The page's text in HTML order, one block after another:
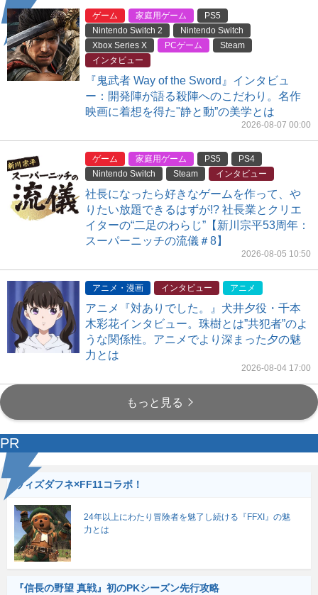
ゲーム 家庭用ゲーム
PS5
Nintendo Switch 2
Nintendo Switch
Xbox Series X
PCゲーム
Steam
インタビュー
『鬼武者 Way of the Sword』インタビュ
ー：開発陣が語る殺陣へのこだわり。名作
映画に着想を得た"静と動”の美学とは
2026-08-07 00:00
ゲーム 家庭用ゲーム PS5
PS4
Nintendo Switch
Steam インタビュー
社長になったら好きなゲームを作って、や
りたい放題できるはずが!? 社長業とクリエ
イターの“二足のわらじ”【新川宗平53周年：
スーパーニッチの流儀＃8】
2026-08-05 10:50
アニメ・漫画 インタビュー アニメ
アニメ『対ありでした。』犬井夕役・千本
木彩花インタビュー。珠樹とは”共犯者”のよ
うな関係性。アニメでより深まった夕の魅
力とは
2026-08-04 17:00
もっと見る
PR
ウィズダフネ×FF11コラボ！
24年以上にわたり冒険者を魅了し続ける『FFXI』の魅
力とは
『信長の野望 真戦』初のPKシーズン先行攻略